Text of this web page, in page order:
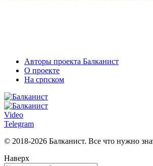
Авторы проекта Балканист
О проекте
На српском
Video
Telegram
© 2018-2026 Балканист. Все что нужно
Наверх